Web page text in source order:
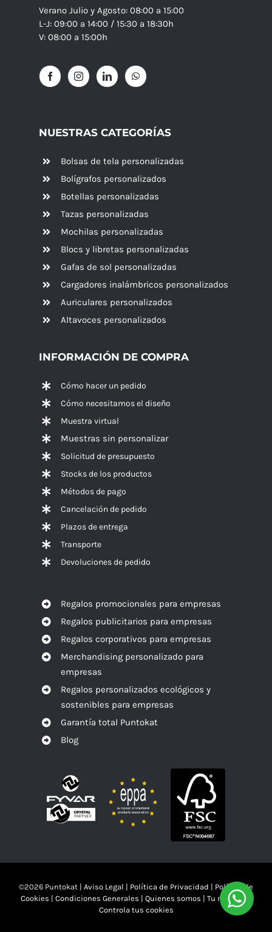
Verano Julio y Agosto: 08:00 a 15:00
L-J: 09:00 a 14:00 / 15:30 a 18:30h
V: 08:00 a 15:00h
NUESTRAS CATEGORÍAS
Bolsas de tela personalizadas
Bolígrafos personalizados
Botellas personalizadas
Tazas personalizadas
Mochilas personalizadas
Blocs y libretas personalizadas
Gafas de sol personalizadas
Cargadores inalámbricos personalizados
Auriculares personalizados
Altavoces personalizados
INFORMACIÓN DE COMPRA
Cómo hacer un pedido
Cómo necesitamos el diseño
Muestra virtual
Muestras sin personalizar
Solicitud de presupuesto
Stocks de los productos
Métodos de pago
Cancelación de pedido
Plazos de entrega
Transporte
Devoluciones de pedido
Regalos promocionales para empresas
Regalos publicitarios para empresas
Regalos corporativos para empresas
Merchandising personalizado para
empresas
Regalos personalizados ecológicos y
sostenibles para empresas
Garantía total Puntokat
Blog
©2026 Puntokat | Aviso Legal | Política de Privacidad | Política de
Cookies | Condiciones Generales | Quienes somos | Tu mandas!!
Controla tus cookies